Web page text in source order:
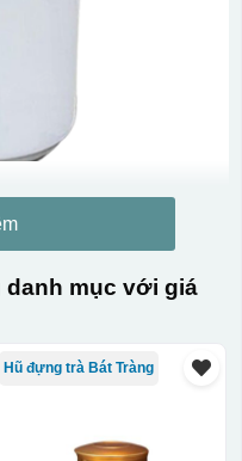
danh mục với giá
Hũ đựng trà Bát Tràng